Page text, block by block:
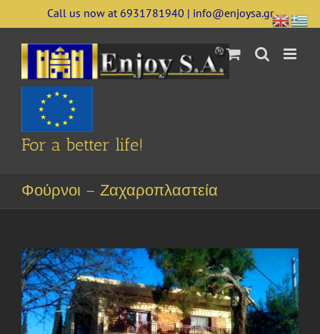
to
content
Call us now at 6931781940 | info@enjoysa.gr
For a better life!
Φούρνοι – Ζαχαροπλαστεία